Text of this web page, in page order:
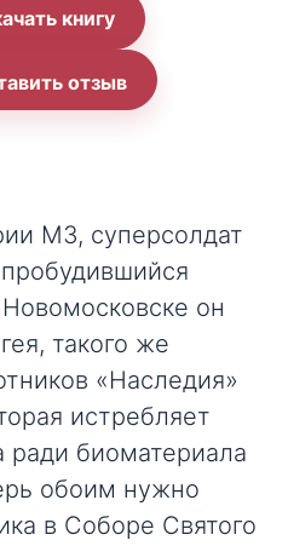
книгу
отзыв
М3, суперсолдат
он
такого же
«Наследия»
истребляет
ради биоматериала
обоим нужно
в Соборе Святого